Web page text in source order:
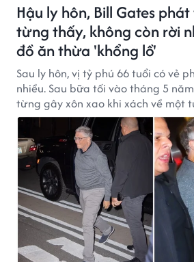
Hậu ly hôn, Bill Gates
từng thấy, không còn rời
đồ ăn thừa 'khổng lồ'
Sau ly hôn, vị tỷ phú 66 tuổi có vẻ
nhiều. Sau bữa tối vào tháng 5
từng gây xôn xao khi xách về một
lớn.